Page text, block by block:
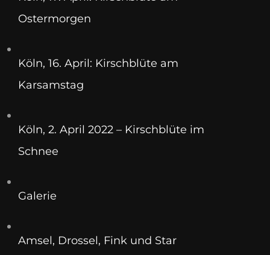
Ostermorgen
Köln, 16. April: Kirschblüte am
Karsamstag
Köln, 2. April 2022 – Kirschblüte im
Schnee
Galerie
Amsel, Drossel, Fink und Star